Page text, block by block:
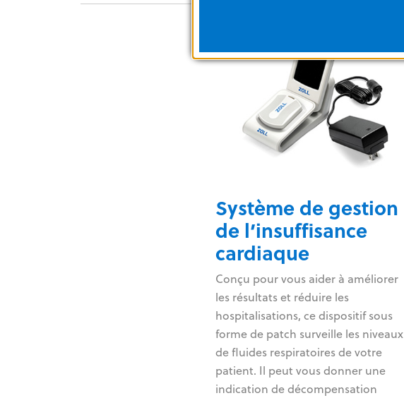
Système de gestion
de l’insuffisance
cardiaque
Conçu pour vous aider à améliorer
les résultats et réduire les
hospitalisations, ce dispositif sous
forme de patch surveille les niveaux
de fluides respiratoires de votre
patient. Il peut vous donner une
indication de décompensation